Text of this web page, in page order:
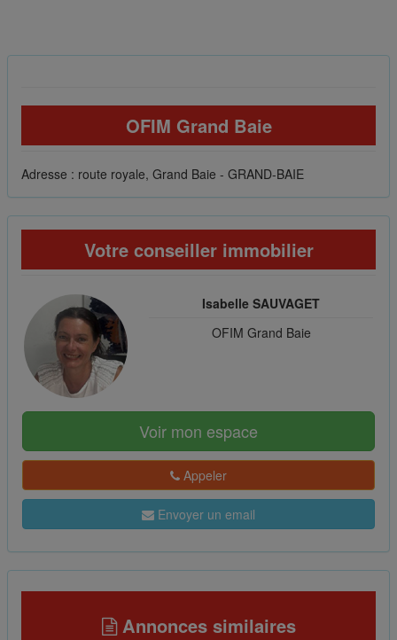
OFIM Grand Baie
Adresse : route royale, Grand Baie - GRAND-BAIE
Votre conseiller immobilier
Isabelle SAUVAGET
OFIM Grand Baie
Voir mon espace
Appeler
Envoyer un email
Annonces similaires